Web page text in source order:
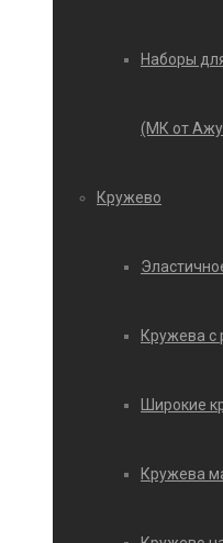
Наборы
(МК от
Кружево
Кружева с
Широкие
Кружева